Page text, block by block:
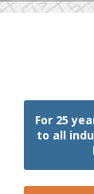
For 25
to all